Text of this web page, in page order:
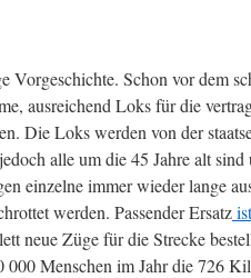
Vorgeschichte. Schon vor dem
ausreichend Loks für die
Die Loks werden von der
alle um die 45 Jahre alt sind
einzelne immer wieder lange
werden. Passender Ersatz
neue Züge für die Strecke
Menschen im Jahr die 726